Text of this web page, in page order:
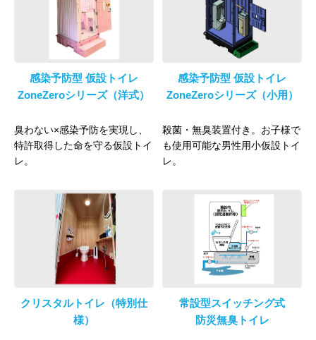
感染予防型 仮設トイレ
ZoneZeroシリーズ（洋式）
臭わない×感染予防を実現し、
特許取得した命を守る仮設トイ
レ。
感染予防型 仮設トイレ
ZoneZeroシリーズ（小用）
殺菌・無臭装置付き。お子様で
も使用可能な男性用小仮設トイ
レ。
クリスタルトイレ（特別仕
様）
常設型スイッチング式
防災無臭トイレ